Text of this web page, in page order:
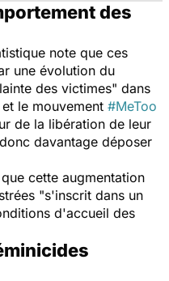
des
note que ces
une évolution du
des victimes" dans
et le mouvement #MeToo
de la libération de leur
davantage déposer
cette augmentation
"s'inscrit dans un
d'accueil des